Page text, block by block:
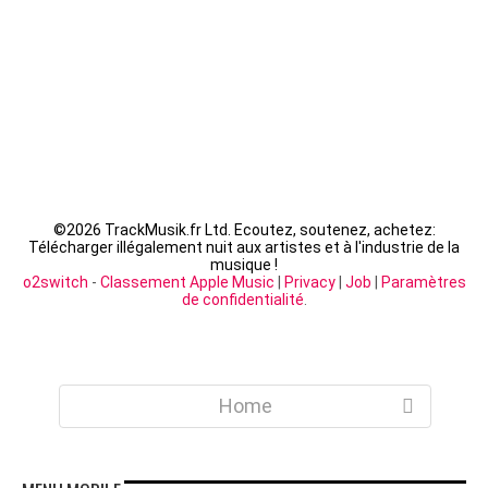
©2026 TrackMusik.fr Ltd. Ecoutez, soutenez, achetez:
Télécharger illégalement nuit aux artistes et à l'industrie de la
musique !
o2switch - Classement Apple Music Privacy| Job
Paramètres
de confidentialité
Home